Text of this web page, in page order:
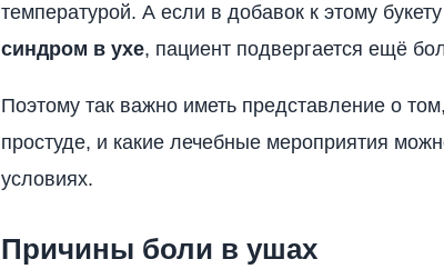
температурой. А если в добавок к этому
синдром в ухе, пациент подвергается ещё
Поэтому так важно иметь представление о
простуде, и какие лечебные мероприятия
условиях.
Причины боли в ушах